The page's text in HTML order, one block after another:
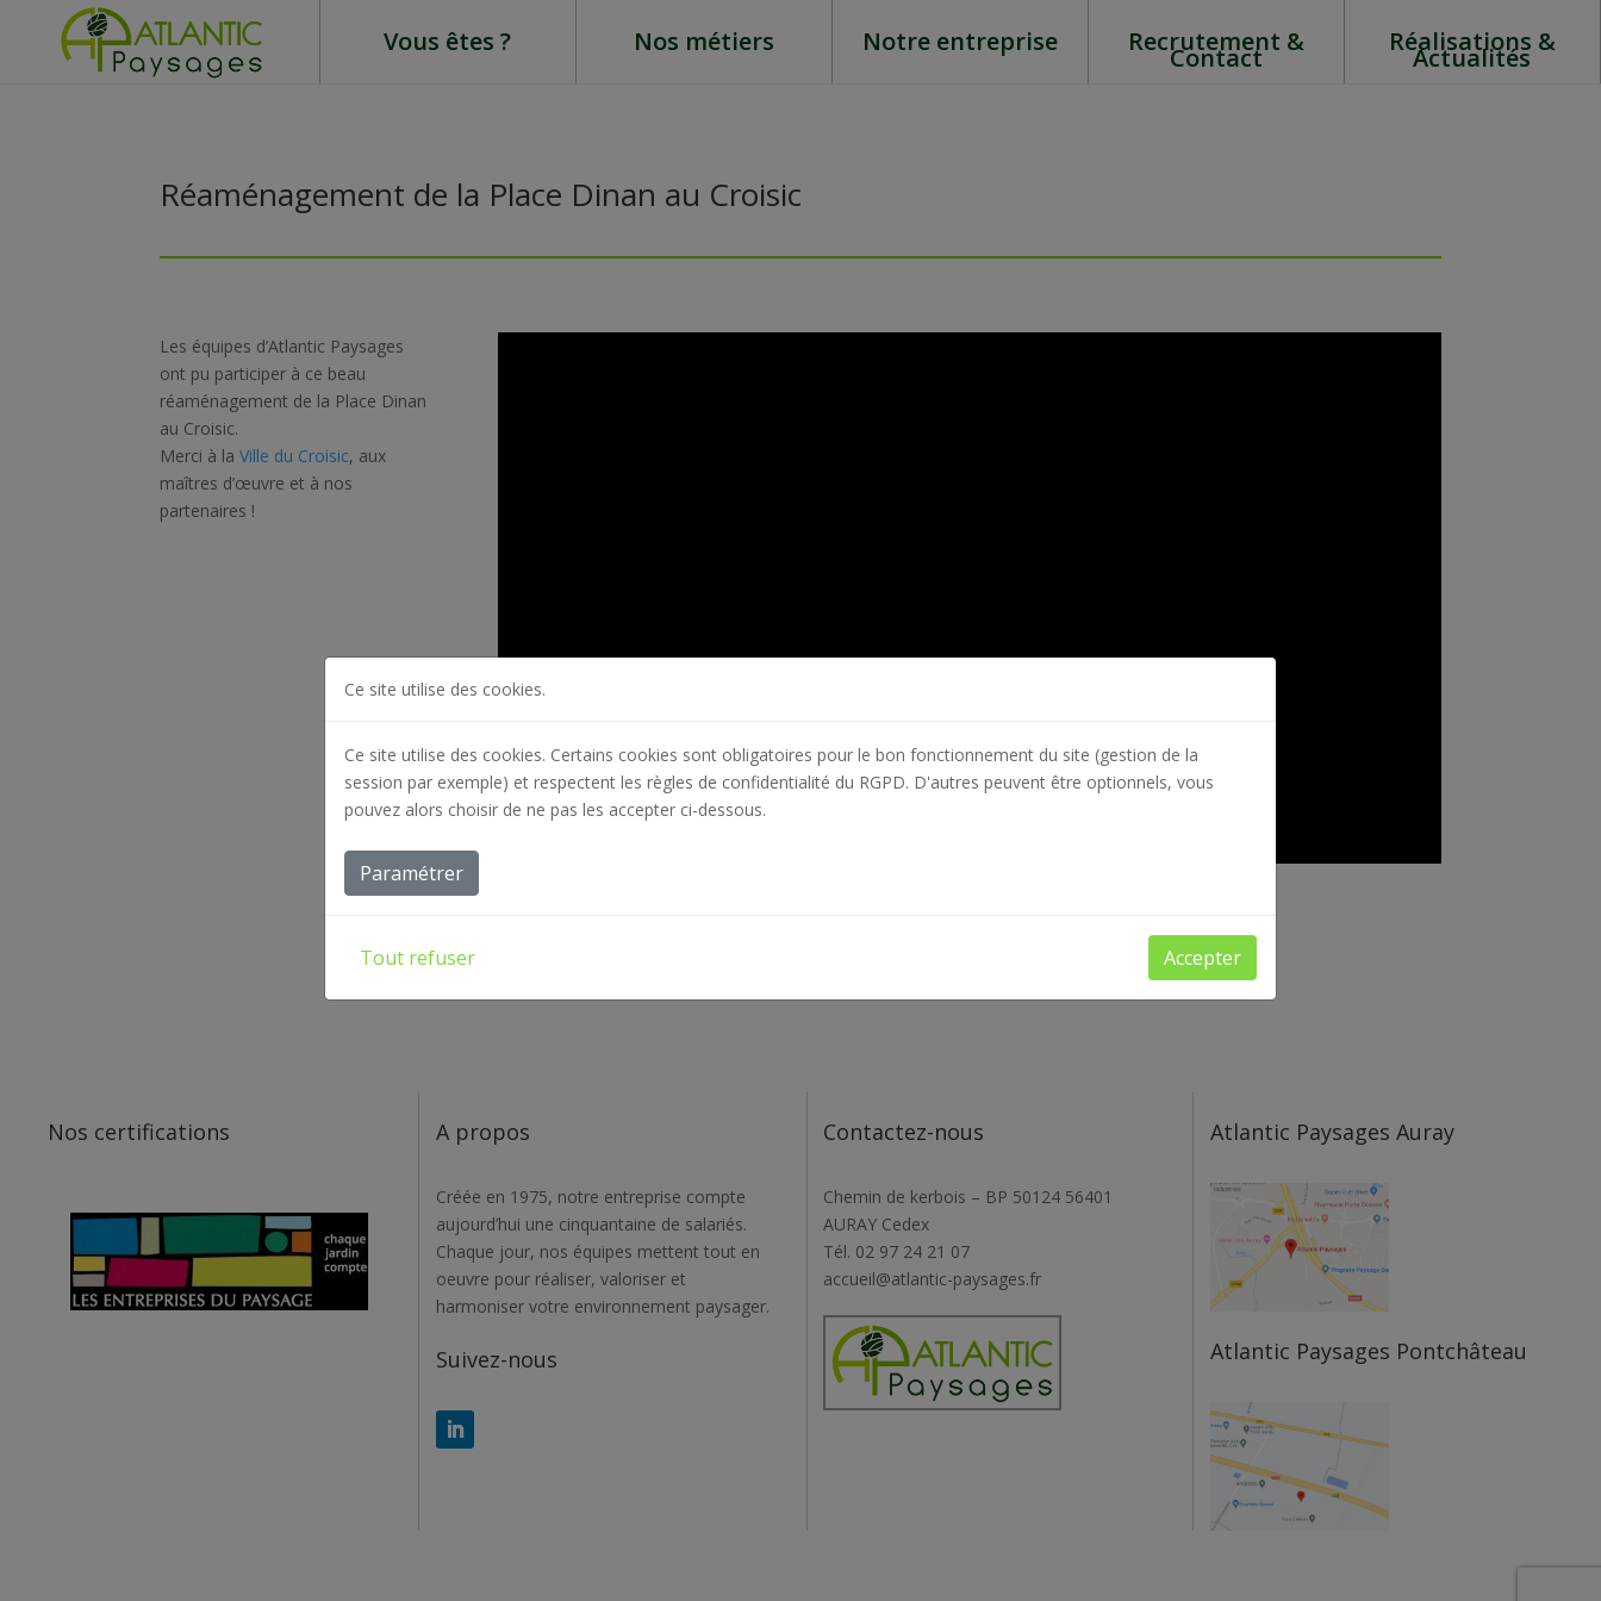
Vous êtes ? Nos métiers Notre entreprise Recrutement &
Contact
Réalisations &
Actualités
Réaménagement de la Place Dinan au Croisic
Les équipes d’Atlantic Paysages
ont pu participer à ce beau
réaménagement de la Place Dinan
au Croisic.
Merci à laVille du Croisic, aux
maîtres d’œuvre et à nos
partenaires !
Nos certifications A propos
Créée en 1975, notre entreprise compte
aujourd’hui une cinquantaine de salariés.
Chaque jour, nos équipes mettent tout en
oeuvre pour réaliser, valoriser et
harmoniser votre environnement paysager.
Suivez-nous
Contactez-nous
Chemin de kerbois – BP 50124 56401
AURAY Cedex
Tél. 02 97 24 21 07
accueil@atlantic-paysages.fr
Atlantic Paysages Auray
Atlantic Paysages Pontchâteau
Ce site utilise des cookies.
Ce site utilise des cookies. Certains cookies sont obligatoires pour le bon fonctionnement du site (gestion de la
session par exemple) et respectent les règles de confidentialité du RGPD. D'autres peuvent être optionnels, vous
pouvez alors choisir de ne pas les accepter ci-dessous.
Paramétrer
Tout refuser Accepter